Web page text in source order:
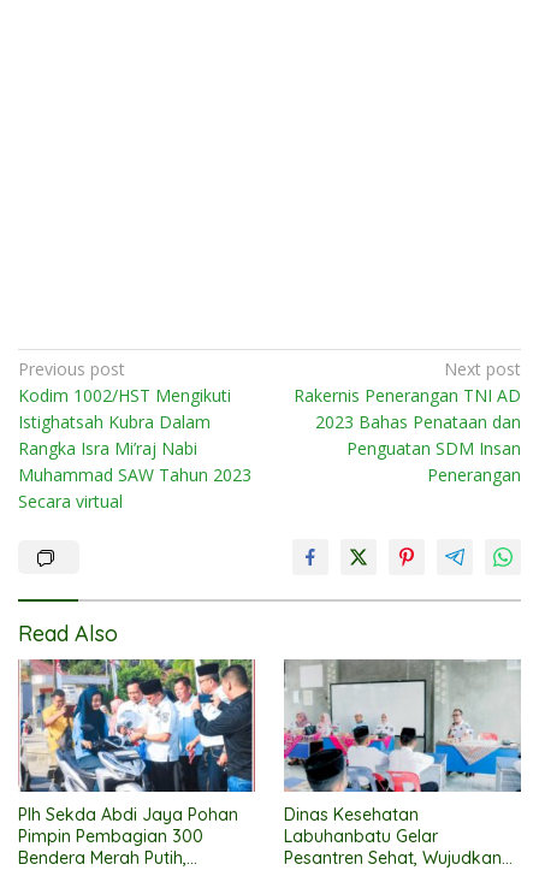
Post
navigation
Previous post
Kodim 1002/HST Mengikuti
Istighatsah Kubra Dalam
Rangka Isra Mi’raj Nabi
Muhammad SAW Tahun 2023
Secara virtual
Next post
Rakernis Penerangan TNI AD
2023 Bahas Penataan dan
Penguatan SDM Insan
Penerangan
Read Also
Plh Sekda Abdi Jaya Pohan
Pimpin Pembagian 300
Bendera Merah Putih,
Dinas Kesehatan
Labuhanbatu Gelar
Pesantren Sehat, Wujudkan